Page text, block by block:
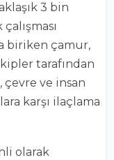
3 bin
biriken çamur,
tarafından
ve insan
karşı ilaçlama
olarak